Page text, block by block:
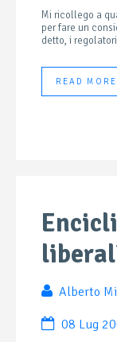
Mi ricollego a
per fare un
detto, i
READ MORE
Alberto
08 Lug